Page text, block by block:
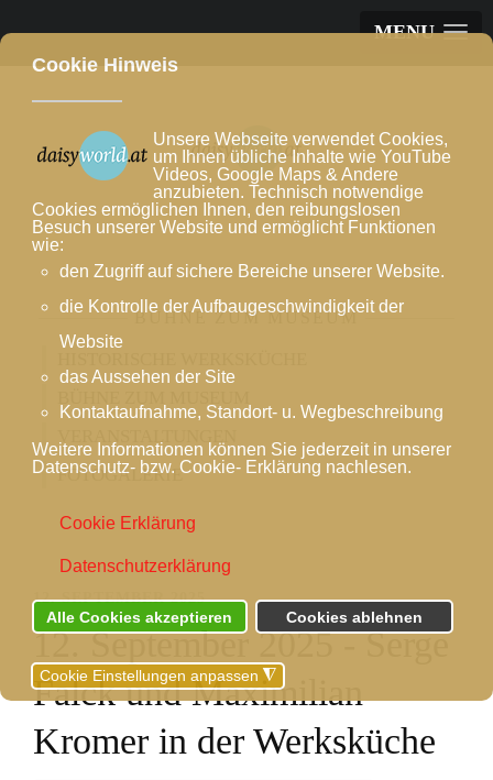
Cookie Hinweis
Unsere Webseite verwendet Cookies,
um Ihnen übliche Inhalte wie YouTube
Videos, Google Maps & Andere
anzubieten. Technisch notwendige
Cookies ermöglichen Ihnen, den reibungslosen
Besuch unserer Website und ermöglicht Funktionen
wie:
den Zugriff auf sichere Bereiche unserer Website.
die Kontrolle der Aufbaugeschwindigkeit der
Website
das Aussehen der Site
Kontaktaufnahme, Standort- u. Wegbeschreibung
Weitere Informationen können Sie jederzeit in unserer
Datenschutz- bzw. Cookie- Erklärung nachlesen.
Cookie Einstellungen anpassen ◮
Cookie Erklärung
Datenschutzerklärung
Alle Cookies akzeptieren Cookies ablehnen
MENU
BÜHNE ZUM MUSEUM
FOTOGALERIE
12. SEPTEMBER 2025
12. September 2025 - Serge
Falck und Maximilian
Kromer in der Werksküche